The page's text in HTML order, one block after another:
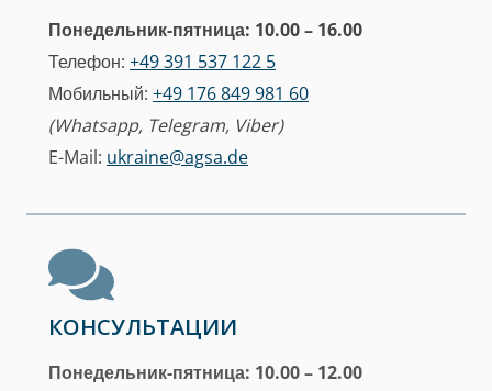
Понедельник-пятница: 10.00 – 16.00
Телефон: +49 391 537 122 5
Мобильный: +49 176 849 981 60
(Whatsapp, Telegram, Viber)
E-Mail: ukraine@agsa.de
КОНСУЛЬТАЦИИ
Понедельник-пятница: 10.00 – 12.00